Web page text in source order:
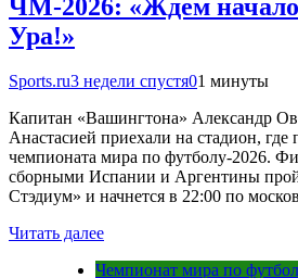
ЧМ-2026: «Ждем
Ура!»
Sports.ru3 недели спустя01 минуты
Капитан «Вашингтона» Александр
Анастасией приехали на стадион, где
чемпионата мира по футболу-2026.
сборными Испании и Аргентины
Стэдиум» и начнется в 22:00 по
Читать далее
Чемпионат мира по